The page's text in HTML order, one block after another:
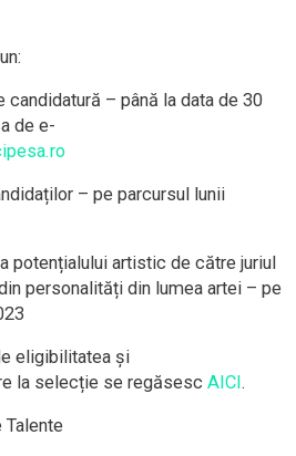
candidatură – până la data de 30
de e-
– pe parcursul lunii
potențialului artistic de către juriul
personalități din lumea artei – pe
eligibilitatea și
la selecție se regăsesc AICI.
Talente